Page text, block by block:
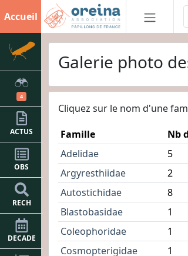
Accueil
4
ACTUS
OBS
RECH
DECADE
Galerie photo
Cliquez sur le nom d'une
Famille
Nb
Adelidae
5
Argyresthiidae
2
Autostichidae
8
Blastobasidae
1
Coleophoridae
1
Cosmopterigidae
1